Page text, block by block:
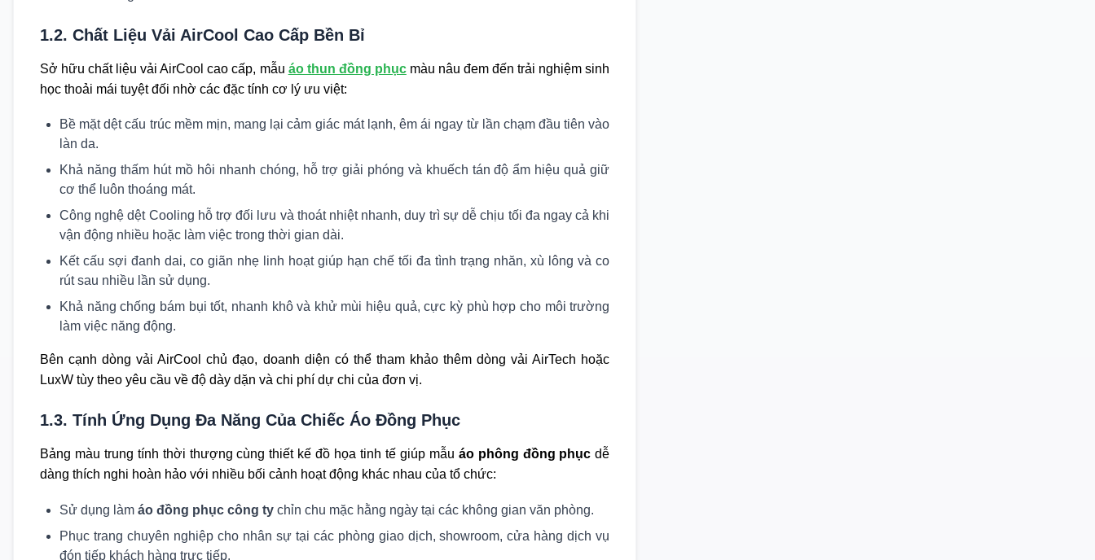
1.2. Chất Liệu Vải AirCool Cao Cấp Bền Bỉ
Sở hữu chất liệu vải AirCool cao cấp, mẫu áo thun đồng phụcmàu nâu đem đến trải nghiệm sinh
học thoải mái tuyệt đối nhờ các đặc tính cơ lý ưu việt:
Bề mặt dệt cấu trúc mềm mịn, mang lại cảm giác mát lạnh, êm ái ngay từ lần chạm đầu tiên vào
làn da.
Khả năng thấm hút mồ hôi nhanh chóng, hỗ trợ giải phóng và khuếch tán độ ẩm hiệu quả giữ
cơ thể luôn thoáng mát.
Công nghệ dệt Cooling hỗ trợ đối lưu và thoát nhiệt nhanh, duy trì sự dễ chịu tối đa ngay cả khi
vận động nhiều hoặc làm việc trong thời gian dài.
Kết cấu sợi đanh dai, co giãn nhẹ linh hoạt giúp hạn chế tối đa tình trạng nhăn, xù lông và co
rút sau nhiều lần sử dụng.
Khả năng chống bám bụi tốt, nhanh khô và khử mùi hiệu quả, cực kỳ phù hợp cho môi trường
làm việc năng động.
Bên cạnh dòng vải AirCool chủ đạo, doanh diện có thể tham khảo thêm dòng vải AirTech hoặc
LuxW tùy theo yêu cầu về độ dày dặn và chi phí dự chi của đơn vị.
1.3. Tính Ứng Dụng Đa Năng Của Chiếc Áo Đồng Phục
Bảng màu trung tính thời thượng cùng thiết kế đồ họa tinh tế giúp mẫu áo phông đồng phục dễ
dàng thích nghi hoàn hảo với nhiều bối cảnh hoạt động khác nhau của tổ chức:
Sử dụng làm áo đồng phục công ty chỉn chu mặc hằng ngày tại các không gian văn phòng.
Phục trang chuyên nghiệp cho nhân sự tại các phòng giao dịch, showroom, cửa hàng dịch vụ
đón tiếp khách hàng trực tiếp.